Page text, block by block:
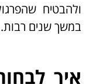
ולהבטיח
במשך שנים רבות.
איך